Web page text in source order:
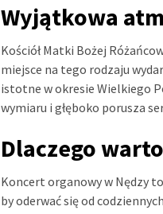
Wyjątkowa
Kościół Matki Bożej
miejsce na tego rodzaju
istotne w okresie Wielkiego
wymiaru i głęboko porusza
Dlaczego
Koncert organowy w Nędzy
by oderwać się od